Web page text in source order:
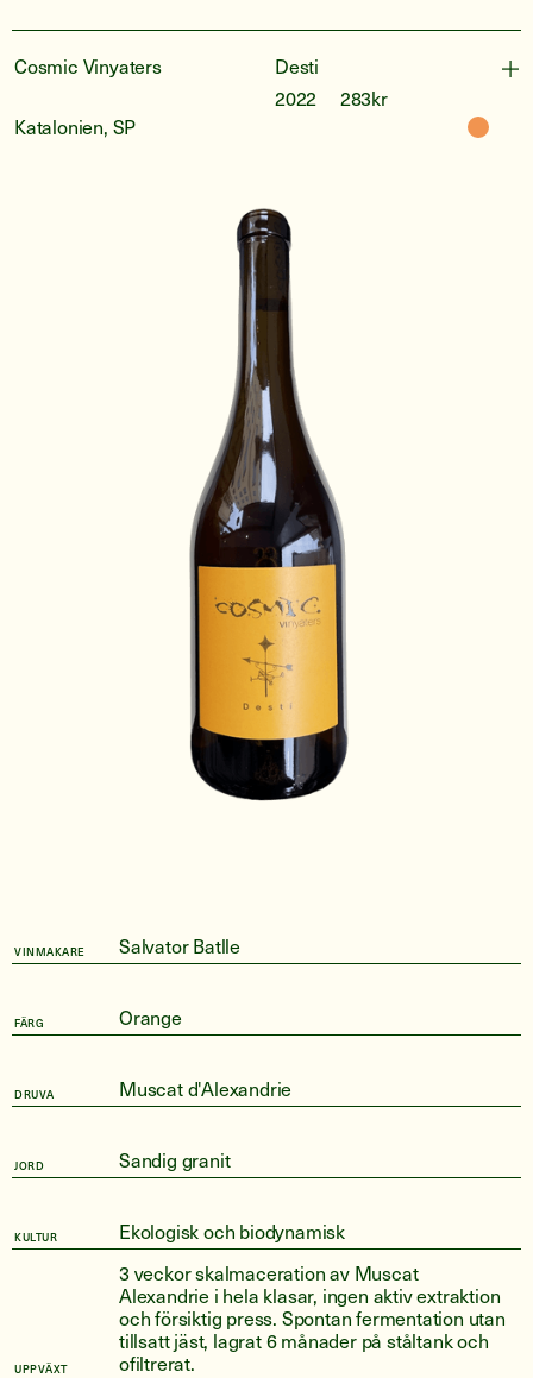
Cosmic Vinyaters
Desti
283kr
2022
Katalonien, SP
VINMAKARE Salvator Batlle
FÄRG Orange
DRUVA Muscat d'Alexandrie
JORD Sandig granit
KULTUR Ekologisk och biodynamisk
UPPVÄXT
3 veckor skalmaceration av Muscat
Alexandrie i hela klasar, ingen aktiv extraktion
och försiktig press. Spontan fermentation utan
tillsatt jäst, lagrat 6 månader på ståltank och
ofiltrerat.